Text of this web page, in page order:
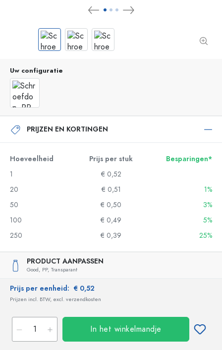
Uw configuratie
PRIJZEN EN KORTINGEN
Hoeveelheid Prijs per stuk
Besparingen*
1
€ 0,52
20
€ 0,51
1%
50
€ 0,50
3%
100
€ 0,49
5%
250
€ 0,39 25%
PRODUCT AANPASSEN
Good, PP, Transparant
Prijs per eenheid: € 0,52
Prijzen incl. BTW, excl. verzendkosten
In het winkelmandje